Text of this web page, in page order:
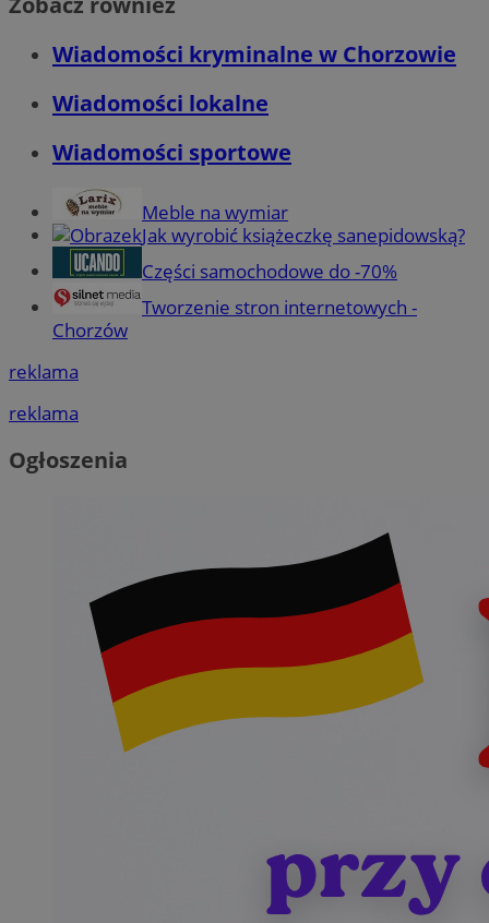
Wiadomości kryminalne w Chorzowie
Wiadomości lokalne
Wiadomości sportowe
Meble na wymiar
Jak wyrobić książeczkę sanepidowską?
Części samochodowe do -70%
Tworzenie stron internetowych -
Chorzów
reklama
reklama
Ogłoszenia